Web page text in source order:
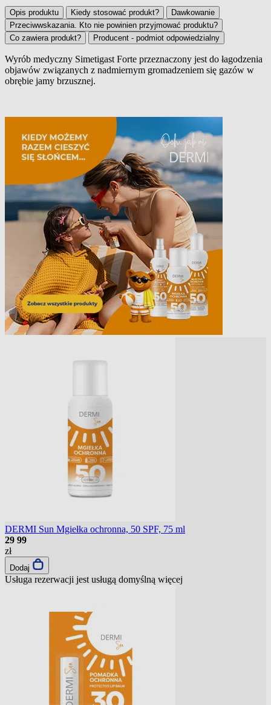
Opis produktu Kiedy stosować produkt?
Dawkowanie
Przeciwwskazania. Kto nie powinien przyjmować produktu?
Co zawiera produkt?
Producent - podmiot odpowiedzialny
Opis produktu
Wyrób medyczny Simetigast Forte przeznaczony jest do łagodzenia
objawów związanych z nadmiernym gromadzeniem się gazów w
obrębie jamy brzusznej.
DERMI Sun Mgiełka ochronna, 50 SPF, 75 ml
29 99
zł
Dodaj
Usługa rezerwacji jest usługą domyślną więcej